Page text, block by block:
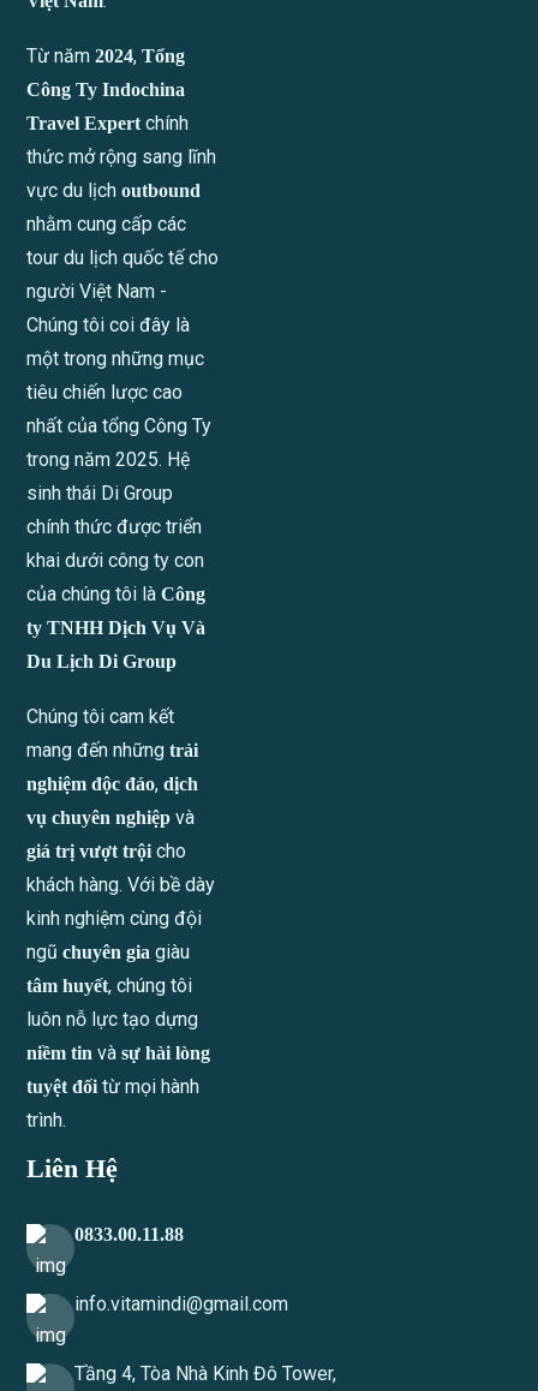
Từ năm 2024, Tổng
Công Ty Indochina
Travel Expert chính
thức mở rộng sang lĩnh
vực du lịch outbound
nhằm cung cấp các
tour du lịch quốc tế cho
người Việt Nam -
Chúng tôi coi đây là
một trong những mục
tiêu chiến lược cao
nhất của tổng Công Ty
trong năm 2025. Hệ
sinh thái Di Group
chính thức được triển
khai dưới công ty con
của chúng tôi là Công
ty TNHH Dịch Vụ Và
Du Lịch Di Group
Chúng tôi cam kết
mang đến những trải
nghiệm độc đáo, dịch
vụ chuyên nghiệp và
giá trị vượt trội cho
khách hàng. Với bề dày
kinh nghiệm cùng đội
ngũ chuyên gia giàu
tâm huyết, chúng tôi
luôn nỗ lực tạo dựng
niềm tin và sự hài lòng
tuyệt đối từ mọi hành
trình.
Liên Hệ
0833.00.11.88
info.vitamindi@gmail.com
Tầng 4, Tòa Nhà Kinh Đô Tower,